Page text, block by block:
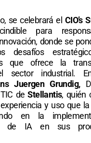
se celebrará el CIO’s
para
donde se
desafíos
que ofrece la
sector industrial.
Juergen Grundig,
de Stellantis, quién
y uso que
en la
de IA en sus